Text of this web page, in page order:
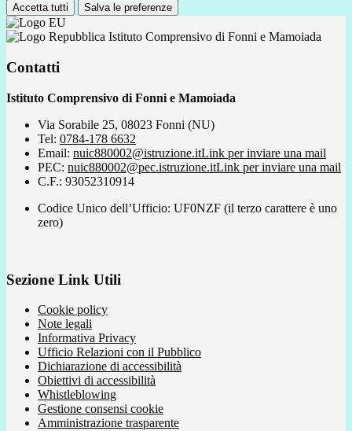
Accetta tutti Salva le preferenze
Istituto Comprensivo di Fonni e Mamoiada
Contatti
Istituto Comprensivo di Fonni e Mamoiada
Via Sorabile 25, 08023 Fonni (NU)
Tel: 0784-178 6632
Email: nuic880002@istruzione.itLink per inviare una mail
PEC: nuic880002@pec.istruzione.itLink per inviare una mail
C.F.: 93052310914
Codice Unico dell’Ufficio: UF0NZF (il terzo carattere è uno
zero)
Sezione Link Utili
Cookie policy
Note legali
Informativa Privacy
Ufficio Relazioni con il Pubblico
Dichiarazione di accessibilità
Obiettivi di accessibilità
Whistleblowing
Gestione consensi cookie
Amministrazione trasparente